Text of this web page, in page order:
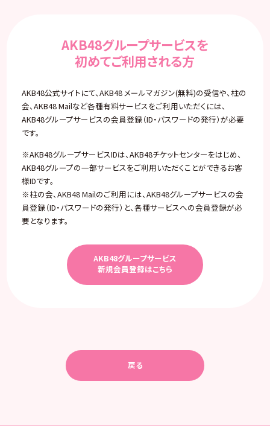
AKB48グループサービスを
初めてご利用される方
AKB48公式サイトにて、AKB48 メールマガジン(無料)の受信や、柱の
会、AKB48 Mailなど各種有料サービスをご利用いただくには、
AKB48グループサービスの会員登録（ID・パスワードの発行）が必要
です。
※AKB48グループサービスIDは、AKB48チケットセンターをはじめ、
AKB48グループの一部サービスをご利用いただくことができるお客
様IDです。
※柱の会、AKB48 Mailのご利用には、AKB48グループサービスの会
員登録（ID・パスワードの発行）と、各種サービスへの会員登録が必
要となります。
AKB48グループサービス
新規会員登録はこちら
戻る